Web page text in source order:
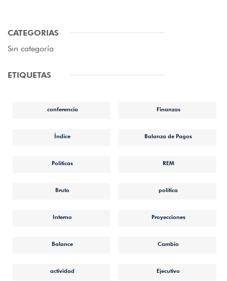
CATEGORIAS
Sin categoría
ETIQUETAS
conferencia Finanzas
Índice Balanza de Pagos
Políticas REM
Bruto política
Interno Proyecciones
Balance Cambio
actividad Ejecutivo